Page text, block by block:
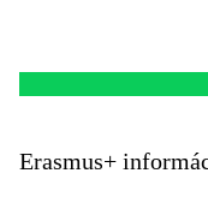
Erasmus+